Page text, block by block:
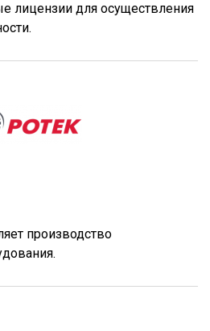
лицензии для осуществления
производство